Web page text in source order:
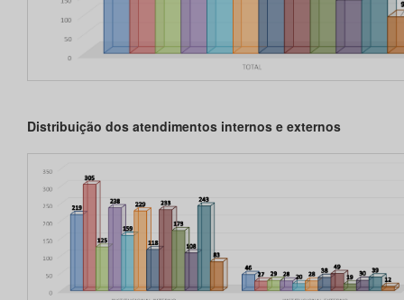
Distribuição dos atendimentos internos e externos